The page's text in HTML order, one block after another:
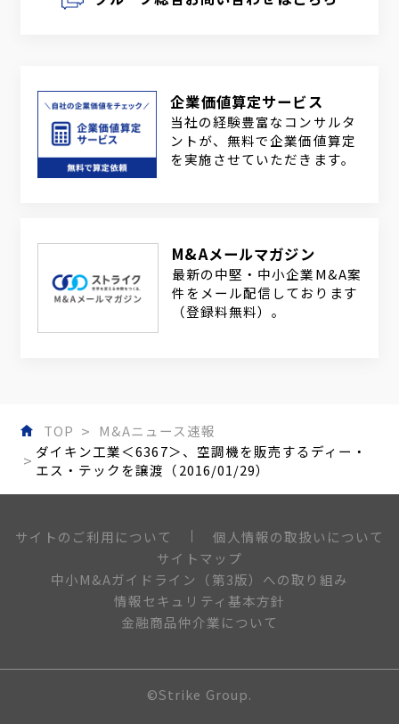
企業価値算定サービス
当社の経験豊富なコンサルタ
ントが、無料で企業価値算定
を実施させていただきます。
M&Aメールマガジン
最新の中堅・中小企業M&A案
件をメール配信しております
（登録料無料）。
TOP
M&Aニュース速報
ダイキン工業＜6367＞、空調機を販売するディー・
エス・テックを譲渡（2016/01/29）
サイトのご利用について
個人情報の取扱いについて
サイトマップ
中小M&Aガイドライン（第3版）への取り組み
情報セキュリティ基本方針
金融商品仲介業について
©Strike Group.